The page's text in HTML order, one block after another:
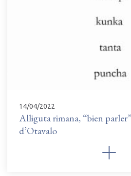
14/04/2022
Alliguta rimana, “bien
d’Otavalo